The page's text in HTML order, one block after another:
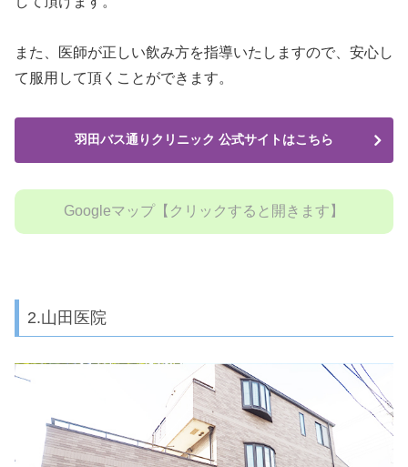
また、医師が正しい飲み方を指導いたしますので、安心し
て服用して頂くことができます。
羽田バス通りクリニック 公式サイトはこちら
Googleマップ【クリックすると開きます】
2.山田医院